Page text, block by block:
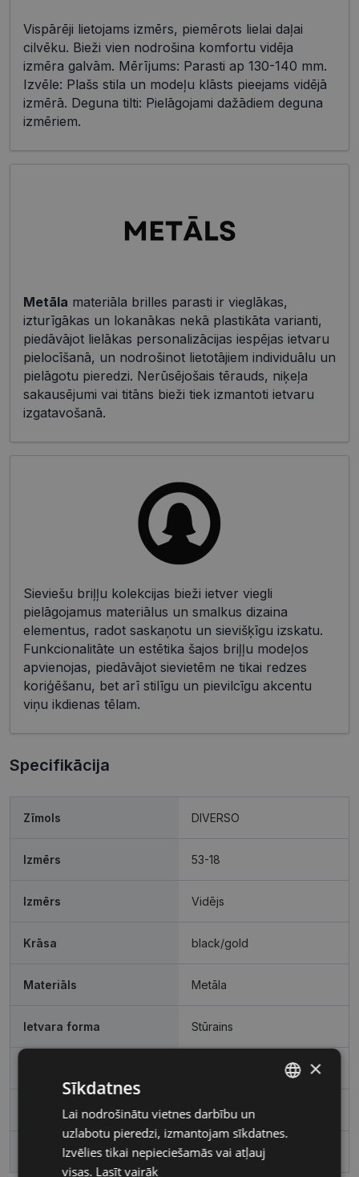
Vispārēji lietojams izmērs, piemērots lielai daļai
cilvēku. Bieži vien nodrošina komfortu vidēja
izmēra galvām. Mērījums: Parasti ap 130-140 mm.
Izvēle: Plašs stila un modeļu klāsts pieejams vidējā
izmērā. Deguna tilti: Pielāgojami dažādiem deguna
izmēriem.
Metāla materiāla brilles parasti ir vieglākas,
izturīgākas un lokanākas nekā plastikāta varianti,
piedāvājot lielākas personalizācijas iespējas ietvaru
pielocīšanā, un nodrošinot lietotājiem individuālu un
pielāgotu pieredzi. Nerūsējošais tērauds, niķeļa
sakausējumi vai titāns bieži tiek izmantoti ietvaru
izgatavošanā.
Sieviešu briļļu kolekcijas bieži ietver viegli
pielāgojamus materiālus un smalkus dizaina
elementus, radot saskaņotu un sievišķīgu izskatu.
Funkcionalitāte un estētika šajos briļļu modeļos
apvienojas, piedāvājot sievietēm ne tikai redzes
koriģēšanu, bet arī stilīgu un pievilcīgu akcentu
viņu ikdienas tēlam.
Specifikācija
Zīmols DIVERSO
Izmērs 53-18
Izmērs Vidējs
Krāsa black/gold
Materiāls Metāla
Ietvara forma Stūrains
Lēcas platums, mm 53
Deguna pārnese, mm 18
RUSSIAN
×
Sīkdatnes
Lai nodrošinātu vietnes darbību un
uzlabotu pieredzi, izmantojam sīkdatnes.
Izvēlies tikai nepieciešamās vai atļauj
visas. Lasīt vairāk